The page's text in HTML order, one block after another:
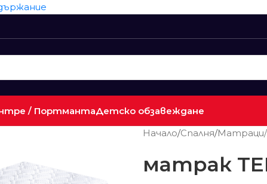
/ ПортмантаДетско обзавеждане
Начало/Спалня/Матраци/
матрак